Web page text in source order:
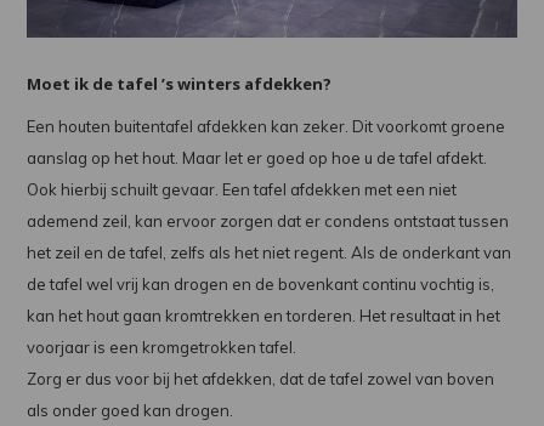
Moet ik de tafel ’s winters afdekken?
Een houten buitentafel afdekken kan zeker. Dit voorkomt groene
aanslag op het hout. Maar let er goed op hoe u de tafel afdekt.
Ook hierbij schuilt gevaar. Een tafel afdekken met een niet
ademend zeil, kan ervoor zorgen dat er condens ontstaat tussen
het zeil en de tafel, zelfs als het niet regent. Als de onderkant van
de tafel wel vrij kan drogen en de bovenkant continu vochtig is,
kan het hout gaan kromtrekken en torderen. Het resultaat in het
voorjaar is een kromgetrokken tafel.
Zorg er dus voor bij het afdekken, dat de tafel zowel van boven
als onder goed kan drogen.